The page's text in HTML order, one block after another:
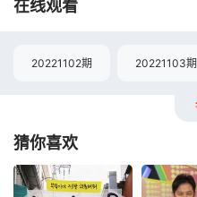
在线观看
20221102期 20221103期
猜你喜欢